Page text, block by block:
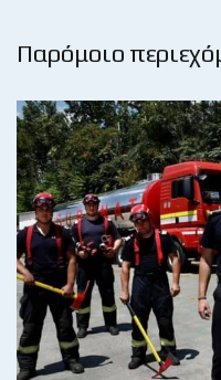
Παρόμοιο